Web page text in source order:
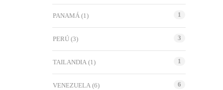
PANAMÁ (1) 1
PERÚ (3) 3
TAILANDIA (1) 1
VENEZUELA (6)
6